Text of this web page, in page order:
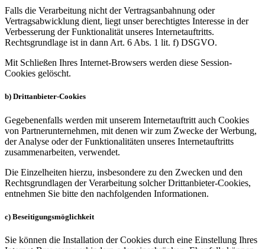
Falls die Verarbeitung nicht der Vertragsanbahnung oder
Vertragsabwicklung dient, liegt unser berechtigtes Interesse in der
Verbesserung der Funktionalität unseres Internetauftritts.
Rechtsgrundlage ist in dann Art. 6 Abs. 1 lit. f) DSGVO.
Mit Schließen Ihres Internet-Browsers werden diese Session-
Cookies gelöscht.
b) Drittanbieter-Cookies
Gegebenenfalls werden mit unserem Internetauftritt auch Cookies
von Partnerunternehmen, mit denen wir zum Zwecke der Werbung,
der Analyse oder der Funktionalitäten unseres Internetauftritts
zusammenarbeiten, verwendet.
Die Einzelheiten hierzu, insbesondere zu den Zwecken und den
Rechtsgrundlagen der Verarbeitung solcher Drittanbieter-Cookies,
entnehmen Sie bitte den nachfolgenden Informationen.
c) Beseitigungsmöglichkeit
Sie können die Installation der Cookies durch eine Einstellung Ihres